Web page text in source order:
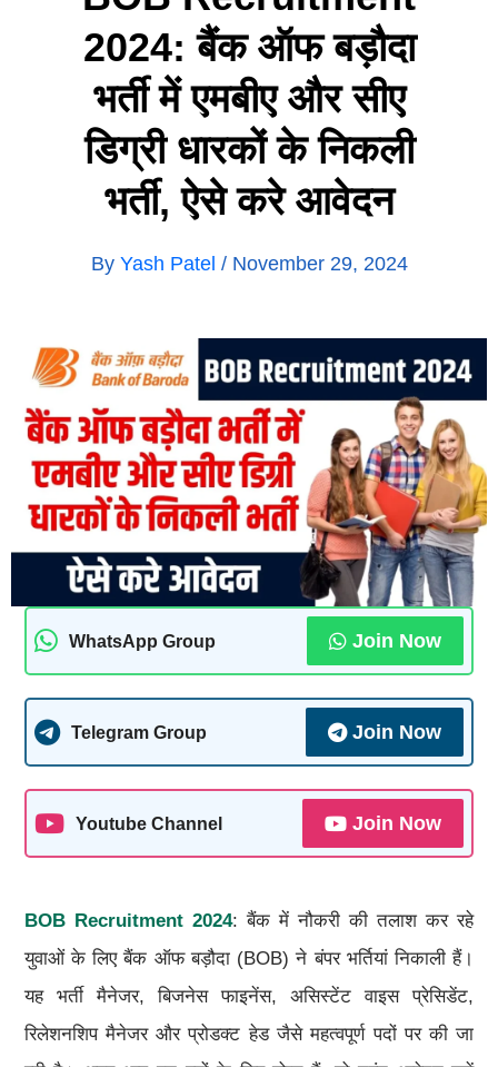
2024: बैंक ऑफ बड़ौदा
भर्ती में एमबीए और सीए
डिग्री धारकों के निकली
भर्ती, ऐसे करे आवेदन
By Yash Patel / November 29, 2024
WhatsApp Group Join Now
Telegram Group Join Now
Youtube Channel Join Now
BOB Recruitment 2024: बैंक में नौकरी की तलाश कर रहे
युवाओं के लिए बैंक ऑफ बड़ौदा (BOB) ने बंपर भर्तियां निकाली हैं।
यह भर्ती मैनेजर, बिजनेस फाइनेंस, असिस्टेंट वाइस प्रेसिडेंट,
रिलेशनशिप मैनेजर और प्रोडक्ट हेड जैसे महत्वपूर्ण पदों पर की जा